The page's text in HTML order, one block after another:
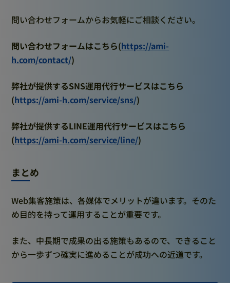
問い合わせフォームからお気軽にご相談ください。
問い合わせフォームはこちら(https://ami-
h.com/contact/)
弊社が提供するSNS運用代行サービスはこちら
(https://ami-h.com/service/sns/)
弊社が提供するLINE運用代行サービスはこちら
(https://ami-h.com/service/line/)
まとめ
Web集客施策は、各媒体でメリットが違います。そのた
め目的を持って運用することが重要です。
また、中長期で成果の出る施策もあるので、できること
から一歩ずつ確実に進めることが成功への近道です。